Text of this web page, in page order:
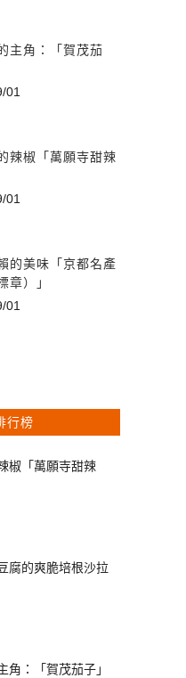
主角：「賀茂茄
01
辣椒「萬願寺甜辣
01
的美味「京都名產
章）」
01
行榜
椒「萬願寺甜辣
腐的爽脆培根沙拉
角：「賀茂茄子」